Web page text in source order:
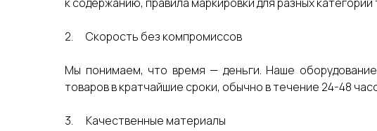
2. Скорость без компромиссов
Мы понимаем, что время — деньги. Наше
товаров в кратчайшие сроки, обычно в течение 24-48
3. Качественные материалы